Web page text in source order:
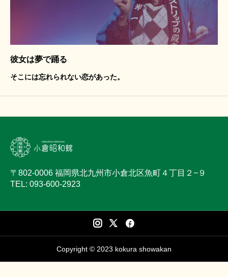
彼女は夢で踊る
そこには忘れられない恋があった。
〒802-0006 福岡県北九州市小倉北区魚町４丁目２−９
TEL: 093-600-2923
Copyright © 2023 kokura showakan